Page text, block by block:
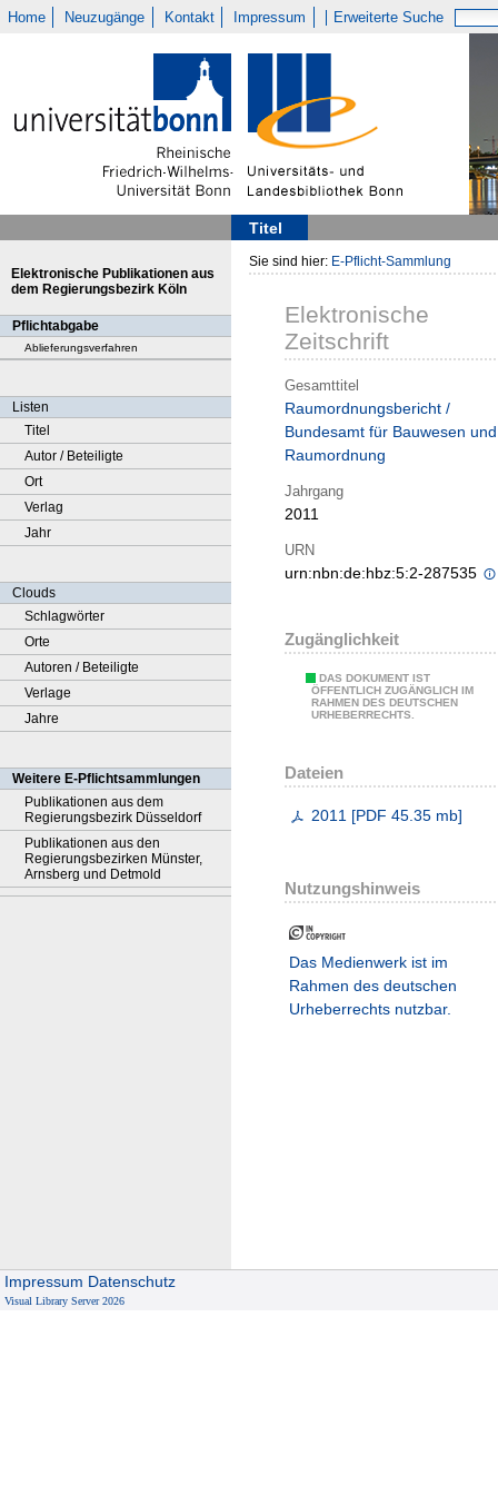
Home Neuzugänge Kontakt Impressum Erweiterte Suche
Titel
Elektronische Publikationen aus
dem Regierungsbezirk Köln
Pflichtabgabe
Ablieferungsverfahren
Listen
Titel
Autor / Beteiligte
Ort
Verlag
Jahr
Clouds
Schlagwörter
Orte
Autoren / Beteiligte
Verlage
Jahre
Weitere E-Pflichtsammlungen
Publikationen aus dem
Regierungsbezirk Düsseldorf
Publikationen aus den
Regierungsbezirken Münster,
Arnsberg und Detmold
Sie sind hier: E-Pflicht-Sammlung
Elektronische
Zeitschrift
Gesamttitel
Raumordnungsbericht /
Bundesamt für Bauwesen und
Raumordnung
Jahrgang
2011
URN
urn:nbn:de:hbz:5:2-287535
Zugänglichkeit
DAS DOKUMENT IST
ÖFFENTLICH ZUGÄNGLICH IM
RAHMEN DES DEUTSCHEN
URHEBERRECHTS.
Dateien
2011 [PDF 45.35 mb]
Nutzungshinweis
Das Medienwerk ist im
Rahmen des deutschen
Urheberrechts nutzbar.
Impressum Datenschutz
Visual Library Server 2026